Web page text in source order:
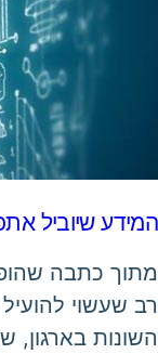
המידע שיוביל
מתוך כתבה
השונות